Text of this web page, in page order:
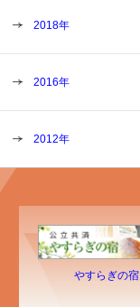
2018年
2016年
2012年
やすらぎの宿